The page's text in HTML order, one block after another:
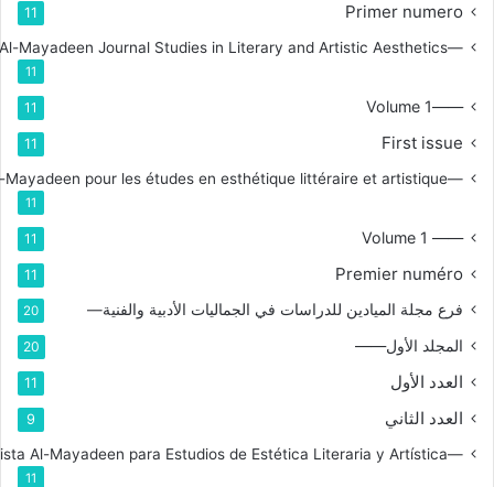
Primer numero
11
—Branch for Al-Mayadeen Journal Studies in Literary and Artistic Aesthetics
11
——Volume 1
11
First issue
11
—Branche de la revue Al-Mayadeen pour les études en esthétique littéraire et artistique
11
—— Volume 1
11
Premier numéro
11
فرع مجلة الميادين للدراسات في الجماليات الأدبية والفنية— 20
المجلد الأول—— 20
العدد الأول 11
العدد الثاني 9
—Rama de la Revista Al-Mayadeen para Estudios de Estética Literaria y Artística
11